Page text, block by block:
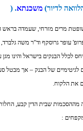
לדיור( משכנתא) .
מרים מזרחי, שעמדה בראש
עופר גרוסקף וד"ר משה
לכלל הבנקים בישראל והינו מגן
לגיטימיים של הבנק – אך מבטל
את הלקוח.
מההסכמות שבית הדין קבע,
: